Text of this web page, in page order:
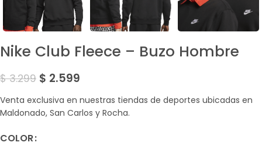
Nike Club Fleece – Buzo Hombre
$3.299 $ 2.599
Venta exclusiva en nuestras tiendas de deportes ubicadas en
Maldonado, San Carlos y Rocha.
COLOR